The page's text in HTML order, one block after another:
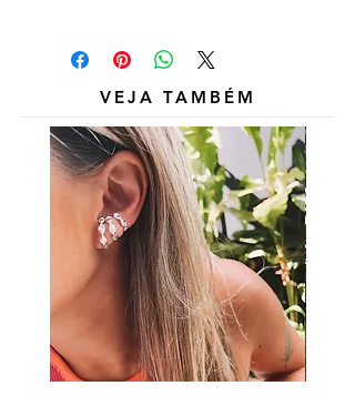
meramente ilustrativos e não estão
inclusos.
VEJA TAMBÉM